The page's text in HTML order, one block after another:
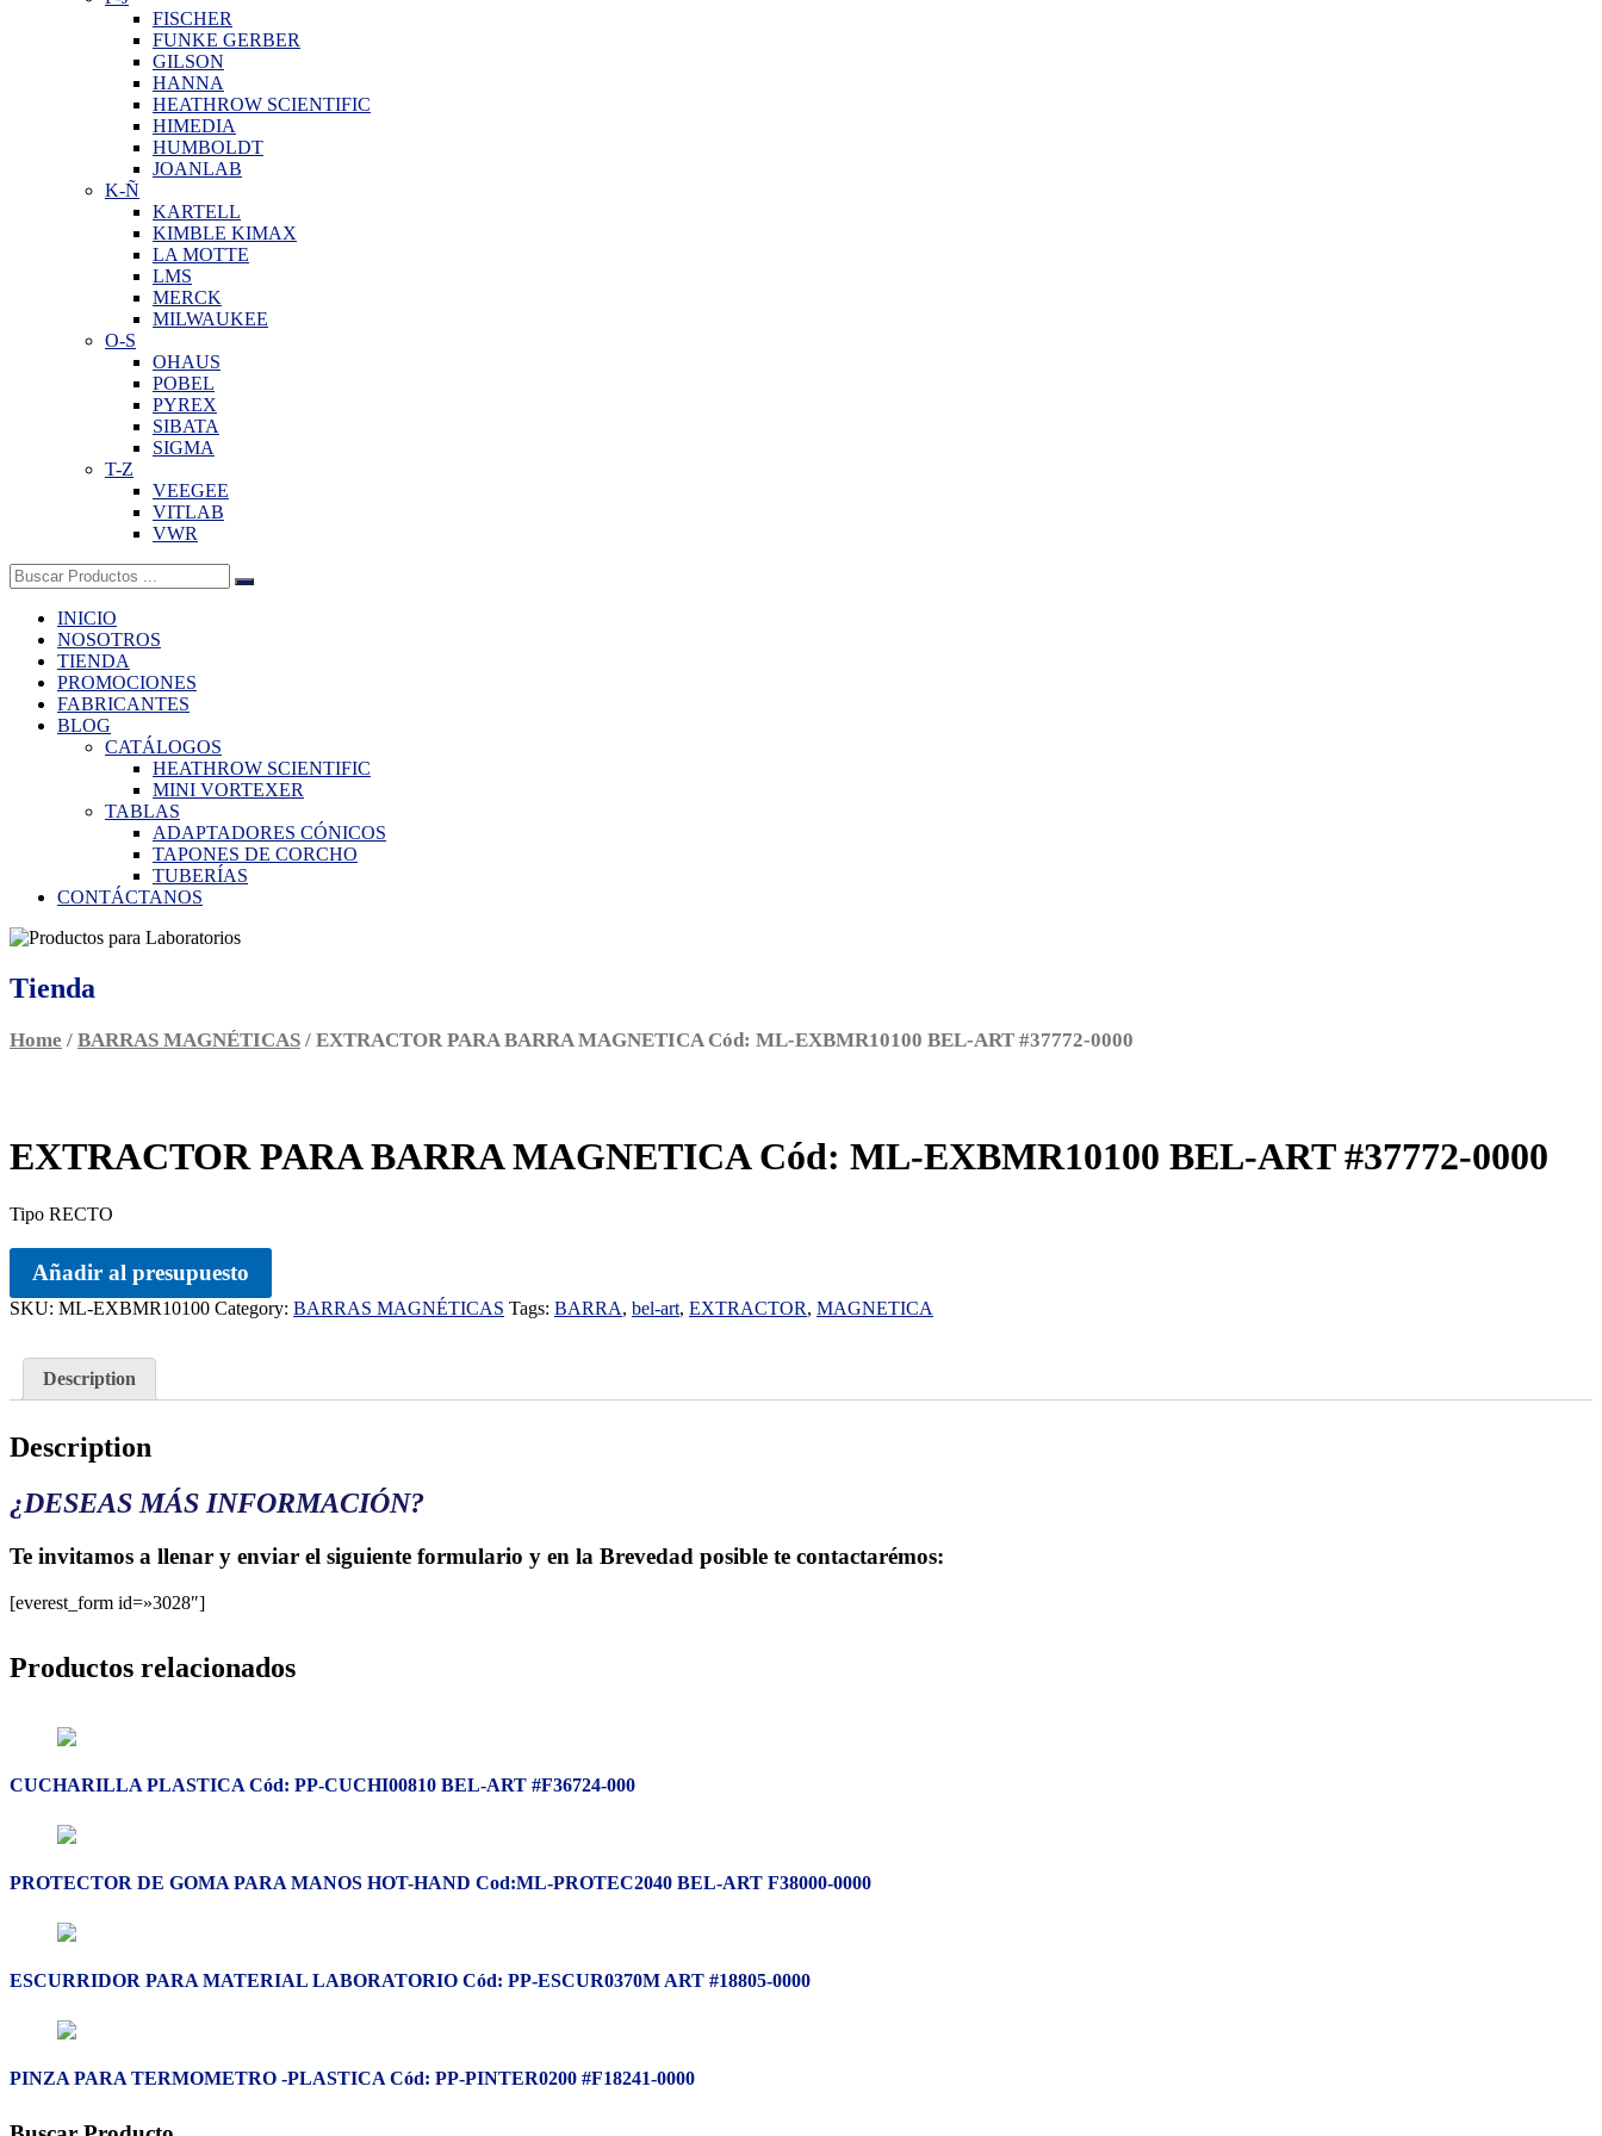
FISCHER
FUNKE GERBER
GILSON
HANNA
HEATHROW SCIENTIFIC
HIMEDIA
HUMBOLDT
JOANLAB
K-Ñ
KARTELL
KIMBLE KIMAX
LA MOTTE
LMS
MERCK
MILWAUKEE
O-S
OHAUS
POBEL
PYREX
SIBATA
SIGMA
T-Z
VEEGEE
VITLAB
VWR
Buscar:
INICIO
NOSOTROS
TIENDA
PROMOCIONES
FABRICANTES
BLOG
CATÁLOGOS
HEATHROW SCIENTIFIC
MINI VORTEXER
TABLAS
ADAPTADORES CÓNICOS
TAPONES DE CORCHO
TUBERÍAS
CONTÁCTANOS
Tienda
Home / BARRAS MAGNÉTICAS / EXTRACTOR PARA BARRA MAGNETICA Cód: ML-EXBMR10100 BEL-ART #37772-0000
EXTRACTOR PARA BARRA MAGNETICA Cód: ML-EXBMR10100 BEL-ART #37772-0000
Tipo RECTO
Añadir al presupuesto
SKU: ML-EXBMR10100 Category: BARRAS MAGNÉTICAS Tags: BARRA, bel-art, EXTRACTOR, MAGNETICA
Description
Description
¿DESEAS MÁS INFORMACIÓN?
Te invitamos a llenar y enviar el siguiente formulario y en la Brevedad posible te contactarémos:
[everest_form id=»3028″]
Productos relacionados
CUCHARILLA PLASTICA Cód: PP-CUCHI00810 BEL-ART #F36724-000
PROTECTOR DE GOMA PARA MANOS HOT-HAND Cod:ML-PROTEC2040 BEL-ART F38000-0000
ESCURRIDOR PARA MATERIAL LABORATORIO Cód: PP-ESCUR0370M ART #18805-0000
PINZA PARA TERMOMETRO -PLASTICA Cód: PP-PINTER0200 #F18241-0000